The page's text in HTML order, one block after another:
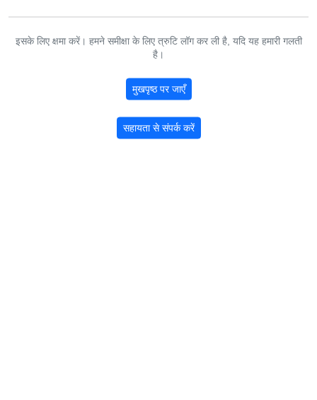
इसके लिए क्षमा करें। हमने समीक्षा के लिए त्रुटि लॉग कर ली है, यदि यह हमारी गलती
है।
मुखपृष्ठ पर जाएँ
सहायता से संपर्क करें